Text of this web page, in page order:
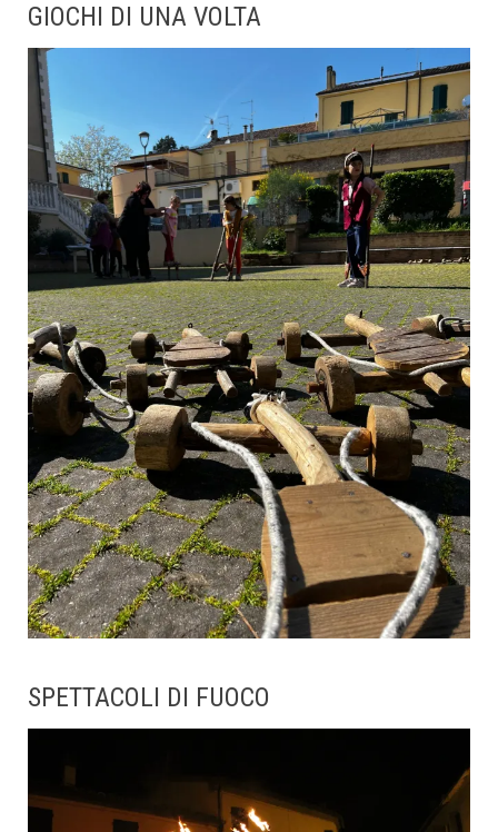
GIOCHI DI UNA VOLTA
SPETTACOLI DI FUOCO